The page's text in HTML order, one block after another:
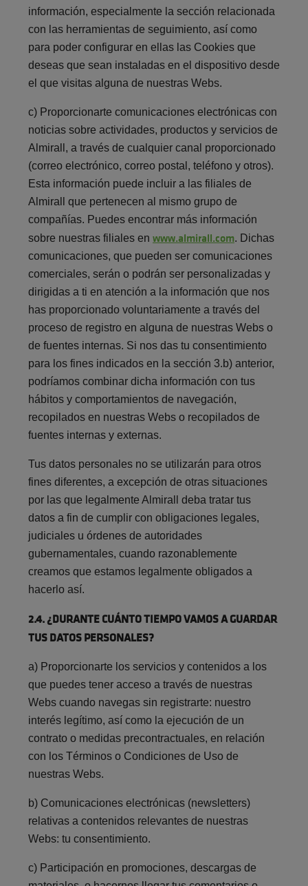
información, especialmente la sección relacionada
con las herramientas de seguimiento, así como
para poder configurar en ellas las Cookies que
deseas que sean instaladas en el dispositivo desde
el que visitas alguna de nuestras Webs.
c) Proporcionarte comunicaciones electrónicas con
noticias sobre actividades, productos y servicios de
Almirall, a través de cualquier canal proporcionado
(correo electrónico, correo postal, teléfono y otros).
Esta información puede incluir a las filiales de
Almirall que pertenecen al mismo grupo de
compañías. Puedes encontrar más información
sobre nuestras filiales en www.almirall.com. Dichas
comunicaciones, que pueden ser comunicaciones
comerciales, serán o podrán ser personalizadas y
dirigidas a ti en atención a la información que nos
has proporcionado voluntariamente a través del
proceso de registro en alguna de nuestras Webs o
de fuentes internas. Si nos das tu consentimiento
para los fines indicados en la sección 3.b) anterior,
podríamos combinar dicha información con tus
hábitos y comportamientos de navegación,
recopilados en nuestras Webs o recopilados de
fuentes internas y externas.
Tus datos personales no se utilizarán para otros
fines diferentes, a excepción de otras situaciones
por las que legalmente Almirall deba tratar tus
datos a fin de cumplir con obligaciones legales,
judiciales u órdenes de autoridades
gubernamentales, cuando razonablemente
creamos que estamos legalmente obligados a
hacerlo así.
2.4. ¿DURANTE CUÁNTO TIEMPO VAMOS A GUARDAR
TUS DATOS PERSONALES?
a) Proporcionarte los servicios y contenidos a los
que puedes tener acceso a través de nuestras
Webs cuando navegas sin registrarte: nuestro
interés legítimo, así como la ejecución de un
contrato o medidas precontractuales, en relación
con los Términos o Condiciones de Uso de
nuestras Webs.
b) Comunicaciones electrónicas (newsletters)
relativas a contenidos relevantes de nuestras
Webs: tu consentimiento.
c) Participación en promociones, descargas de